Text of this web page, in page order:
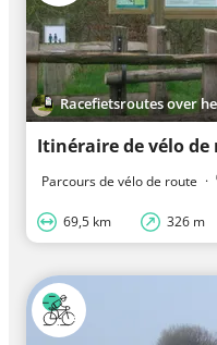
Racefietsroutes over
Parcours de vélo de route ·
69,5 km 326 m